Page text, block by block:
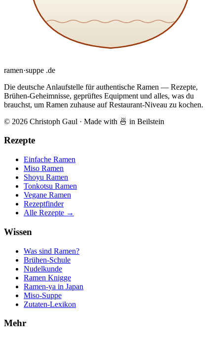
ramen·suppe .de
Die deutsche Anlaufstelle für authentische Ramen — Rezepte,
Brühen-Geheimnisse, geprüftes Equipment und alles, was du
brauchst, um Ramen zuhause auf Restaurant-Niveau zu kochen.
© 2026 Christoph Gaul · Made with 🍜 in Beilstein
Rezepte
Einfache Ramen
Miso Ramen
Shoyu Ramen
Tonkotsu Ramen
Vegane Ramen
Rezeptfinder
Alle Rezepte →
Wissen
Was sind Ramen?
Brühen-Schule
Nudelkunde
Ramen Knigge
Ramen-ya in Japan
Miso-Suppe
Zutaten-Lexikon
Mehr